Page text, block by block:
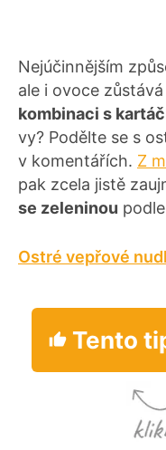
Nejúčinnějším
ale i ovoce zůstává
kombinaci s
vy? Podělte se s
v komentářích. Z
pak zcela jistě
se zeleninou
Ostré vepřové
Tento